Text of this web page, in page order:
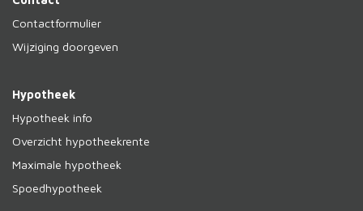
Contactformulier
Wijziging doorgeven
Hypotheek
Hypotheek info
Overzicht hypotheekrente
Maximale hypotheek
Spoedhypotheek